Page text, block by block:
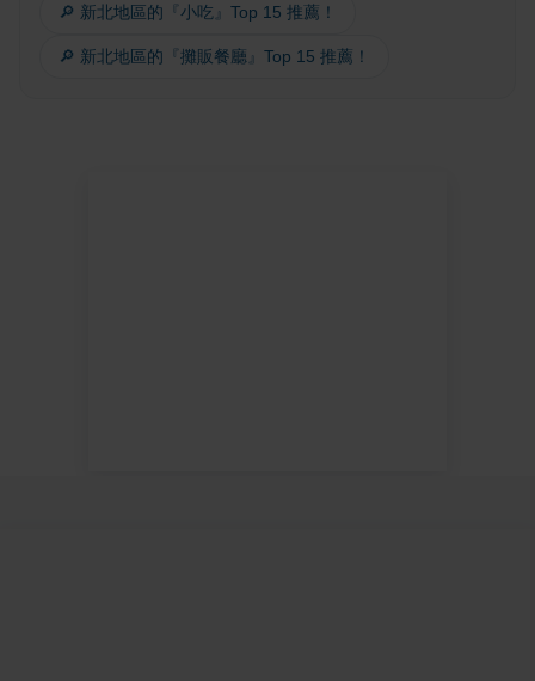
🔎 新北地區的『小吃』Top 15 推薦！
🔎 新北地區的『攤販餐廳』Top 15 推薦！